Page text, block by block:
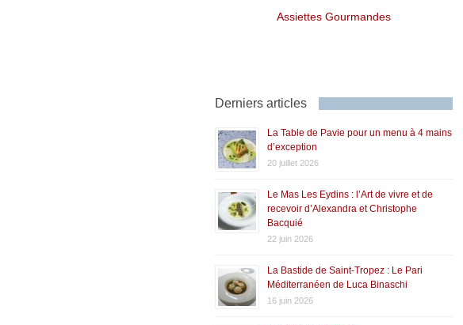
Assiettes Gourmandes
Derniers articles
La Table de Pavie pour un menu à 4 mains
d’exception
20 juillet 2026
Le Mas Les Eydins : l’Art de vivre et de
recevoir d’Alexandra et Christophe
Bacquié
22 juin 2026
La Bastide de Saint-Tropez : Le Pari
Méditerranéen de Luca Binaschi
16 juin 2026